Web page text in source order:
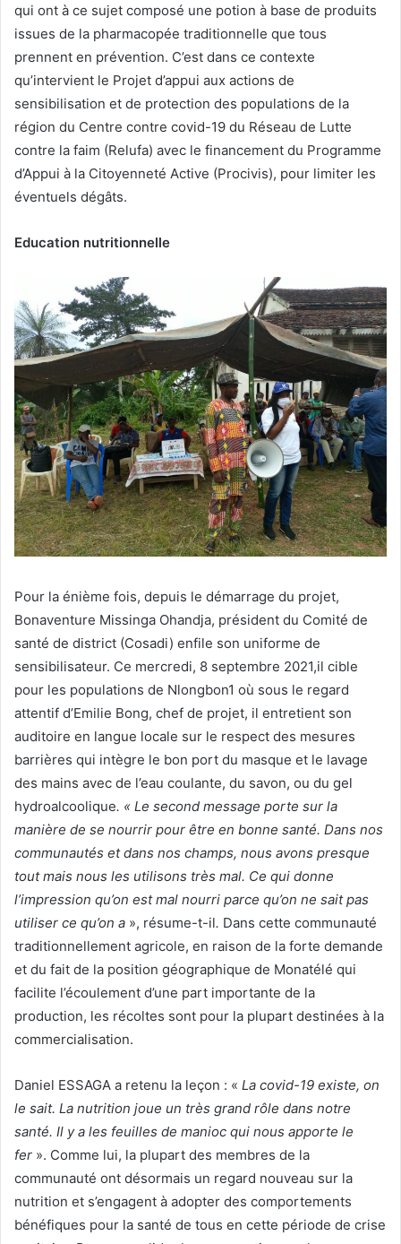
qui ont à ce sujet composé une potion à base de produits
issues de la pharmacopée traditionnelle que tous
prennent en prévention. C’est dans ce contexte
qu’intervient le Projet d’appui aux actions de
sensibilisation et de protection des populations de la
région du Centre contre covid-19 du Réseau de Lutte
contre la faim (Relufa) avec le financement du Programme
d’Appui à la Citoyenneté Active (Procivis), pour limiter les
éventuels dégâts.
Education nutritionnelle
Pour la énième fois, depuis le démarrage du projet,
Bonaventure Missinga Ohandja, président du Comité de
santé de district (Cosadi) enfile son uniforme de
sensibilisateur. Ce mercredi, 8 septembre 2021,il cible
pour les populations de Nlongbon1 où sous le regard
attentif d’Emilie Bong, chef de projet, il entretient son
auditoire en langue locale sur le respect des mesures
barrières qui intègre le bon port du masque et le lavage
des mains avec de l’eau coulante, du savon, ou du gel
hydroalcoolique. « Le second message porte sur la
manière de se nourrir pour être en bonne santé. Dans nos
communautés et dans nos champs, nous avons presque
tout mais nous les utilisons très mal. Ce qui donne
l’impression qu’on est mal nourri parce qu’on ne sait pas
utiliser ce qu’on a », résume-t-il. Dans cette communauté
traditionnellement agricole, en raison de la forte demande
et du fait de la position géographique de Monatélé qui
facilite l’écoulement d’une part importante de la
production, les récoltes sont pour la plupart destinées à la
commercialisation.
Daniel ESSAGA a retenu la leçon : « La covid-19 existe, on
le sait. La nutrition joue un très grand rôle dans notre
santé. Il y a les feuilles de manioc qui nous apporte le
fer ». Comme lui, la plupart des membres de la
communauté ont désormais un regard nouveau sur la
nutrition et s’engagent à adopter des comportements
bénéfiques pour la santé de tous en cette période de crise